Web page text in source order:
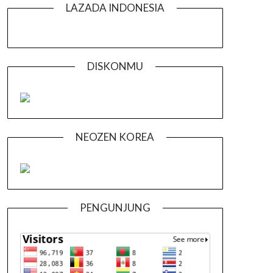
LAZADA INDONESIA
DISKONMU
NEOZEN KOREA
PENGUNJUNG